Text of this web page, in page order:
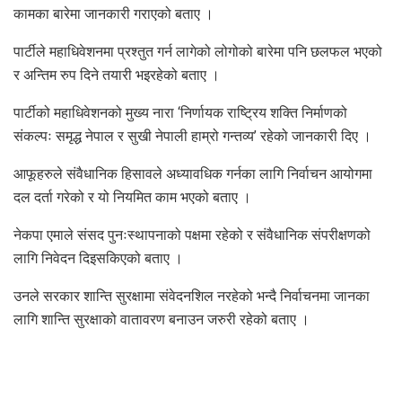
कामका बारेमा जानकारी गराएको बताए ।
पार्टीले महाधिवेशनमा प्रश्तुत गर्न लागेको लोगोको बारेमा पनि छलफल भएको
र अन्तिम रुप दिने तयारी भइरहेको बताए ।
पार्टीको महाधिवेशनको मुख्य नारा ‘निर्णायक राष्ट्रिय शक्ति निर्माणको
संकल्पः समृद्ध नेपाल र सुखी नेपाली हाम्रो गन्तव्य’ रहेको जानकारी दिए ।
आफूहरुले संवैधानिक हिसावले अध्यावधिक गर्नका लागि निर्वाचन आयोगमा
दल दर्ता गरेको र यो नियमित काम भएको बताए ।
नेकपा एमाले संसद पुनःस्थापनाको पक्षमा रहेको र संवैधानिक संपरीक्षणको
लागि निवेदन दिइसकिएको बताए ।
उनले सरकार शान्ति सुरक्षामा संवेदनशिल नरहेको भन्दै निर्वाचनमा जानका
लागि शान्ति सुरक्षाको वातावरण बनाउन जरुरी रहेको बताए ।